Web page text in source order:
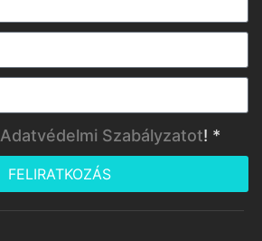
Adatvédelmi Szabályzatot! *
FELIRATKOZÁS